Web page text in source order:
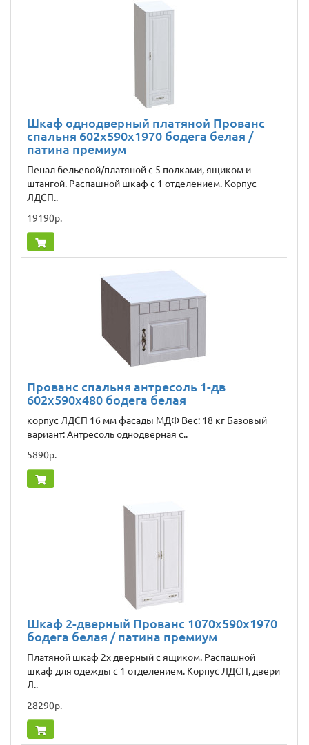
Шкаф однодверный платяной Прованс
спальня 602x590x1970 бодега белая /
патина премиум
Пенал бельевой/платяной с 5 полками, ящиком и
штангой. Распашной шкаф с 1 отделением. Корпус
ЛДСП..
19190р.
Прованс спальня антресоль 1-дв
602х590х480 бодега белая
корпус ЛДСП 16 мм фасады МДФ Вес: 18 кг Базовый
вариант: Антресоль однодверная с..
5890р.
Шкаф 2-дверный Прованс 1070х590х1970
бодега белая / патина премиум
Платяной шкаф 2х дверный с ящиком. Распашной
шкаф для одежды с 1 отделением. Корпус ЛДСП, двери
Л..
28290р.